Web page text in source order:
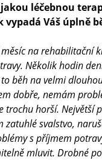
léčebnou
vypadá Váš úplně
na rehabilitační
Několik hodin
běh na velmi
dobře, nemám
trochu horší. Největší
zatuhlé svalstvo,
s příjmem
mluvit. Drobné